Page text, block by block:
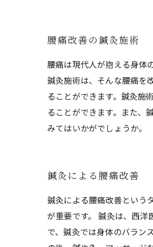
腰痛改善の鍼灸施術
腰痛は現代人が抱える身体
鍼灸施術は、そんな腰痛を
ることができます。鍼灸施
ることができます。また、
みてはいかがでしょうか。
鍼灸による腰痛改善
鍼灸による腰痛改善という
が重要です。 鍼灸は、西
で、鍼灸では身体のバラン